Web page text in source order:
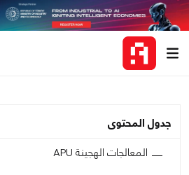
جدول المحتوى
المعالجات الهجينة APU